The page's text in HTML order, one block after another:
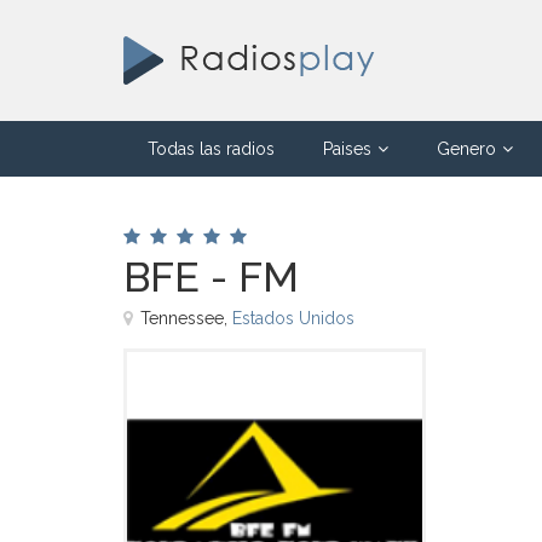
Todas las radios Paises Genero
BFE - FM
Tennessee, Estados Unidos